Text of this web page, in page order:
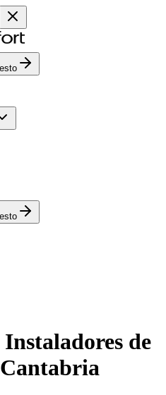
Instaladores de
Cantabria